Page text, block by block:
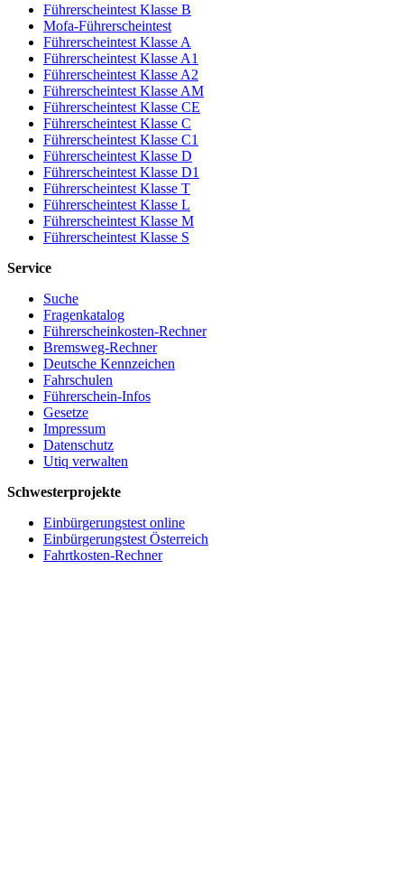
Führerscheintest Klasse B
Mofa-Führerscheintest
Führerscheintest Klasse A
Führerscheintest Klasse A1
Führerscheintest Klasse A2
Führerscheintest Klasse AM
Führerscheintest Klasse CE
Führerscheintest Klasse C
Führerscheintest Klasse C1
Führerscheintest Klasse D
Führerscheintest Klasse D1
Führerscheintest Klasse T
Führerscheintest Klasse L
Führerscheintest Klasse M
Führerscheintest Klasse S
Service
Suche
Fragenkatalog
Führerscheinkosten-Rechner
Bremsweg-Rechner
Deutsche Kennzeichen
Fahrschulen
Führerschein-Infos
Gesetze
Impressum
Datenschutz
Utiq verwalten
Schwesterprojekte
Einbürgerungstest online
Einbürgerungstest Österreich
Fahrtkosten-Rechner